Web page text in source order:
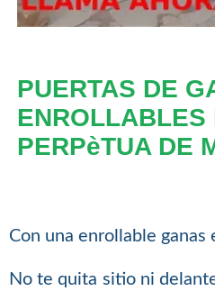
PUERTAS DE
ENROLLABLES
PERPèTUA DE
Con una enrollable ganas
No te quita sitio ni